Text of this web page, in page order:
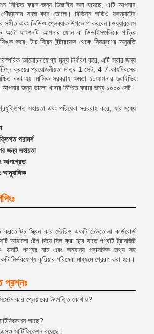
নিশ্চিত করার জন্য ডিজাইন করা হয়েছে, এটি আপনার
সহজ করে তোলে। বিভিন্ন অডিও ফরম্যাটের
সঙ্গীত এবং ভিডিও প্লেব্যাক উপভোগ করবেন।ওয়্যারলেস
অটো ফাংশনটি আপনার ফোন বা ডিভাইসগুলিকে গাড়ির
সিঙ্ক করে, টাচ স্ক্রিন ইন্টারফেস থেকে নিয়ন্ত্রণের অনুমতি
আলোচনাযোগ্য মূল্য নির্ধারণ করে, এটি সবার জন্য
ক্রয়ের প্রয়োজনীয়তা মাত্র 1 সেট, 4-7 কার্যদিবসের
করা হয়।মাসিক সরবরাহ ক্ষমতা ১০আপনার ড্রাইভিং
আপনার জন্য ভালো খাবার নিশ্চিত করার জন্য ১০০০ সেট
সহায়তা এবং পরিষেবা সরবরাহ করে, যার মধ্যে
পরামর্শ
জন্য সহায়তা
আপগ্রেড
আনুষাঙ্গিক
করতে টচ স্ক্রিন কার স্টেরিও একটি ঢেউতোলা কার্ডবোর্ড
আঠালো টেপ দিয়ে সিল করা হবে যাতে পণ্যটি ট্রানজিট
বক্সটি পণ্যের নাম এবং অন্যান্য প্রাসঙ্গিক তথ্য সহ
নির্ভরযোগ্য কুরিয়ার পরিষেবা মাধ্যমে প্রেরণ করা হবে।
প্রশ্নঃ
কার প্লেয়ারের উৎপত্তি কোথায়?
আছে?
সার্টিফিকেশন রয়েছে।